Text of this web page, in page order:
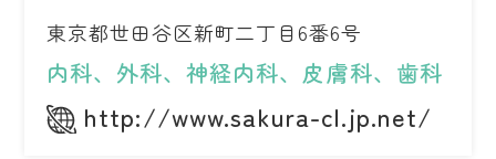
東京都世田谷区新町二丁目6番6号
内科、外科、神経内科、皮膚科、歯科
http://www.sakura-cl.jp.net/